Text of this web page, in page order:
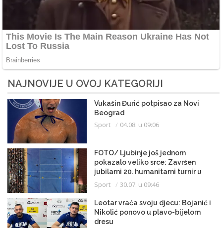
NAJNOVIJE U OVOJ KATEGORIJI
Vukašin Đurić potpisao za Novi
Beograd
Sport 04.08. u 09:06
FOTO/ Ljubinje još jednom
pokazalo veliko srce: Završen
jubilarni 20. humanitarni turnir u
malom fudbalu
Sport 30.07. u 09:46
Leotar vraća svoju djecu: Bojanić i
Nikolić ponovo u plavo-bijelom
dresu